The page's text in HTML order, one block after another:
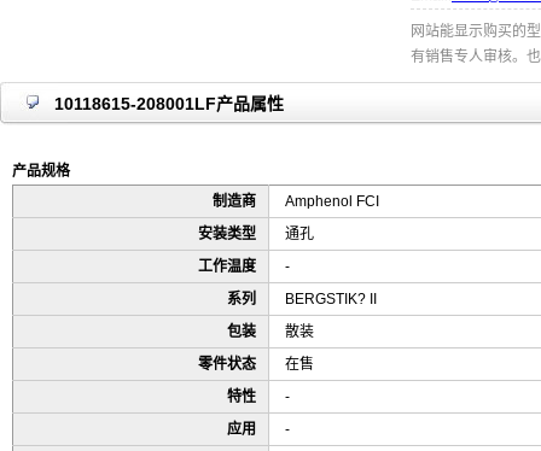
网站能显示购买的
有销售专人审核。
10118615-208001LF产品属性
产品规格
制造商
Amphenol FCI
安装类型
通孔
工作温度
-
系列
BERGSTIK? II
包装
散装
零件状态
在售
特性
-
应用
-